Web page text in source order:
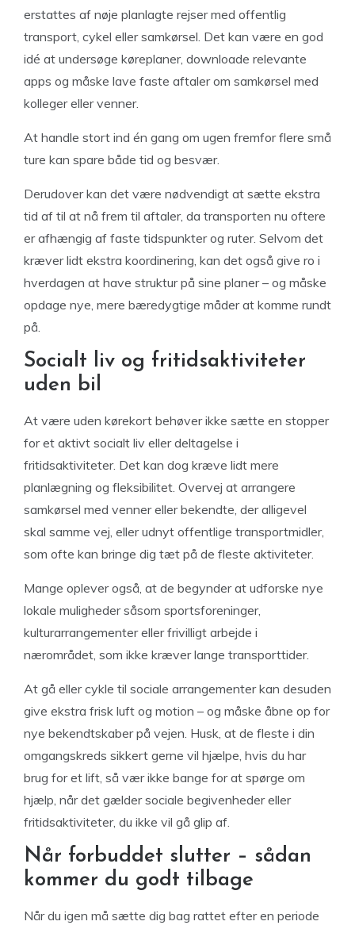
erstattes af nøje planlagte rejser med offentlig
transport, cykel eller samkørsel. Det kan være en god
idé at undersøge køreplaner, downloade relevante
apps og måske lave faste aftaler om samkørsel med
kolleger eller venner.
At handle stort ind én gang om ugen fremfor flere små
ture kan spare både tid og besvær.
Derudover kan det være nødvendigt at sætte ekstra
tid af til at nå frem til aftaler, da transporten nu oftere
er afhængig af faste tidspunkter og ruter. Selvom det
kræver lidt ekstra koordinering, kan det også give ro i
hverdagen at have struktur på sine planer – og måske
opdage nye, mere bæredygtige måder at komme rundt
på.
Socialt liv og fritidsaktiviteter
uden bil
At være uden kørekort behøver ikke sætte en stopper
for et aktivt socialt liv eller deltagelse i
fritidsaktiviteter. Det kan dog kræve lidt mere
planlægning og fleksibilitet. Overvej at arrangere
samkørsel med venner eller bekendte, der alligevel
skal samme vej, eller udnyt offentlige transportmidler,
som ofte kan bringe dig tæt på de fleste aktiviteter.
Mange oplever også, at de begynder at udforske nye
lokale muligheder såsom sportsforeninger,
kulturarrangementer eller frivilligt arbejde i
nærområdet, som ikke kræver lange transporttider.
At gå eller cykle til sociale arrangementer kan desuden
give ekstra frisk luft og motion – og måske åbne op for
nye bekendtskaber på vejen. Husk, at de fleste i din
omgangskreds sikkert gerne vil hjælpe, hvis du har
brug for et lift, så vær ikke bange for at spørge om
hjælp, når det gælder sociale begivenheder eller
fritidsaktiviteter, du ikke vil gå glip af.
Når forbuddet slutter – sådan
kommer du godt tilbage
Når du igen må sætte dig bag rattet efter en periode